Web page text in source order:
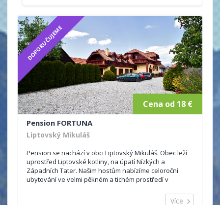
DOPORUČUJEME
Cena od 18 €
Pension FORTUNA
Liptovský Mikuláš
Pension se nachází v obci Liptovský Mikuláš. Obec leží
uprostřed Liptovské kotliny, na úpatí Nízkých a
Západních Tater. Našim hostům nabízíme celoroční
ubytování ve velmi pěkném a tichém prostředí v
Více